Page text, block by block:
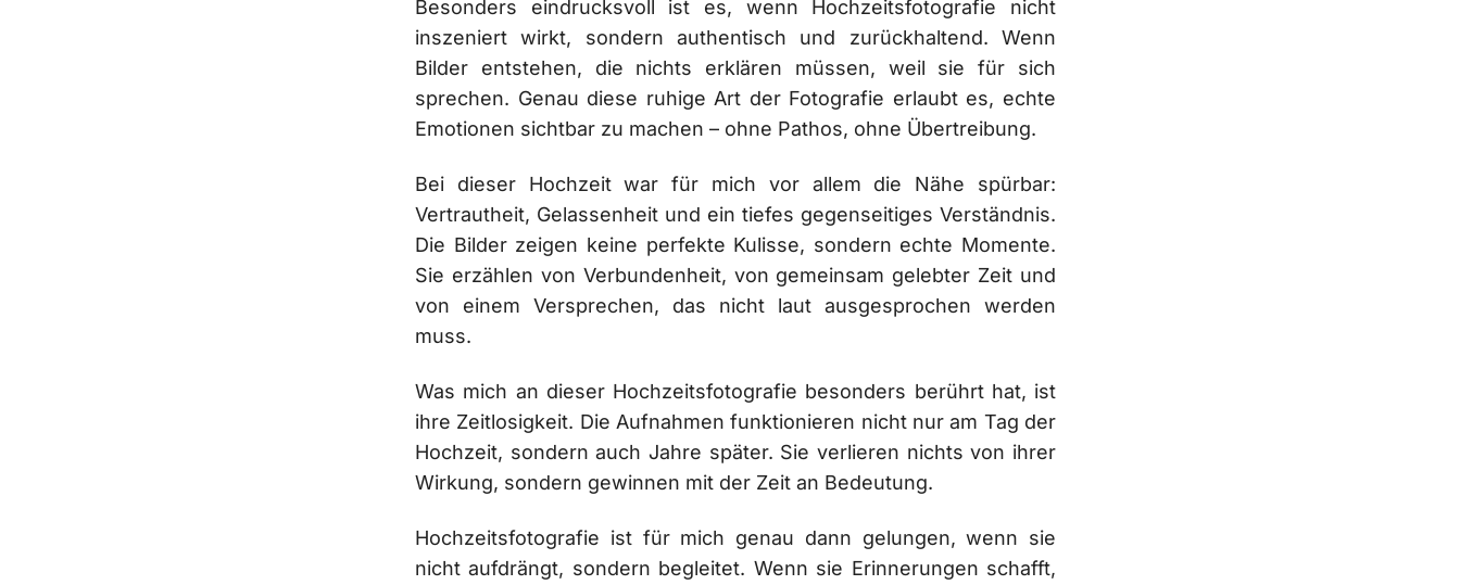
Besonders eindrucksvoll ist es, wenn Hochzeitsfotografie nicht
inszeniert wirkt, sondern authentisch und zurückhaltend. Wenn
Bilder entstehen, die nichts erklären müssen, weil sie für sich
sprechen. Genau diese ruhige Art der Fotografie erlaubt es, echte
Emotionen sichtbar zu machen – ohne Pathos, ohne Übertreibung.
Bei dieser Hochzeit war für mich vor allem die Nähe spürbar:
Vertrautheit, Gelassenheit und ein tiefes gegenseitiges Verständnis.
Die Bilder zeigen keine perfekte Kulisse, sondern echte Momente.
Sie erzählen von Verbundenheit, von gemeinsam gelebter Zeit und
von einem Versprechen, das nicht laut ausgesprochen werden
muss.
Was mich an dieser Hochzeitsfotografie besonders berührt hat, ist
ihre Zeitlosigkeit. Die Aufnahmen funktionieren nicht nur am Tag der
Hochzeit, sondern auch Jahre später. Sie verlieren nichts von ihrer
Wirkung, sondern gewinnen mit der Zeit an Bedeutung.
Hochzeitsfotografie ist für mich genau dann gelungen, wenn sie
nicht aufdrängt, sondern begleitet. Wenn sie Erinnerungen schafft,